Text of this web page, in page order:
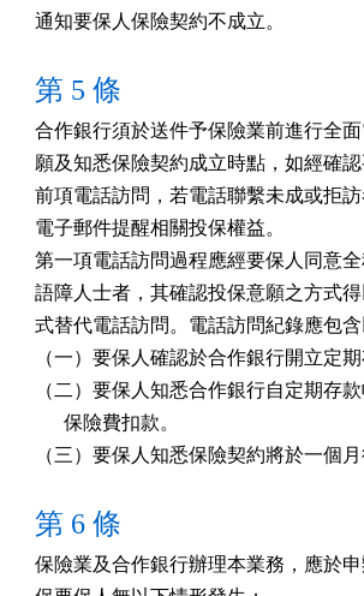
通知要保人保險契約不成立。
第 5 條
合作銀行須於送件予保險業前進行全
願及知悉保險契約成立時點，如經確
前項電話訪問，若電話聯繫未成或拒
電子郵件提醒相關投保權益。
第一項電話訪問過程應經要保人同意
語障人士者，其確認投保意願之方式
式替代電話訪問。電話訪問紀錄應包含
（一）要保人確認於合作銀行開立定
（二）要保人知悉合作銀行自定期存
      保險費扣款。
（三）要保人知悉保險契約將於一個月
第 6 條
保險業及合作銀行辦理本業務，應於